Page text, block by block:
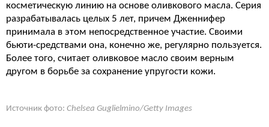
косметическую линию на основе оливкового масла. Серия
разрабатывалась целых 5 лет, причем Дженнифер
принимала в этом непосредственное участие. Своими
бьюти-средствами она, конечно же, регулярно пользуется.
Более того, считает оливковое масло своим верным
другом в борьбе за сохранение упругости кожи.
Источник фото: Chelsea Guglielmino/Getty Images